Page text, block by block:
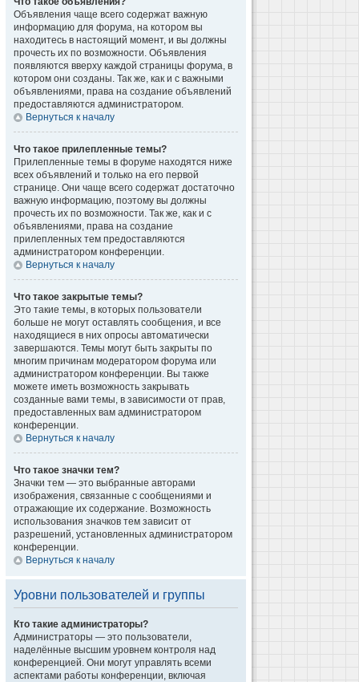
Объявления чаще всего содержат важную
информацию для форума, на котором вы
находитесь в настоящий момент, и вы должны
прочесть их по возможности. Объявления
появляются вверху каждой страницы форума, в
котором они созданы. Так же, как и с важными
объявлениями, права на создание объявлений
предоставляются администратором.
Вернуться к началу
Что такое прилепленные темы?
Прилепленные темы в форуме находятся ниже
всех объявлений и только на его первой
странице. Они чаще всего содержат достаточно
важную информацию, поэтому вы должны
прочесть их по возможности. Так же, как и с
объявлениями, права на создание
прилепленных тем предоставляются
администратором конференции.
Вернуться к началу
Что такое закрытые темы?
Это такие темы, в которых пользователи
больше не могут оставлять сообщения, и все
находящиеся в них опросы автоматически
завершаются. Темы могут быть закрыты по
многим причинам модератором форума или
администратором конференции. Вы также
можете иметь возможность закрывать
созданные вами темы, в зависимости от прав,
предоставленных вам администратором
конференции.
Вернуться к началу
Что такое значки тем?
Значки тем — это выбранные авторами
изображения, связанные с сообщениями и
отражающие их содержание. Возможность
использования значков тем зависит от
разрешений, установленных администратором
конференции.
Вернуться к началу
Уровни пользователей и группы
Кто такие администраторы?
Администраторы — это пользователи,
наделённые высшим уровнем контроля над
конференцией. Они могут управлять всеми
аспектами работы конференции, включая